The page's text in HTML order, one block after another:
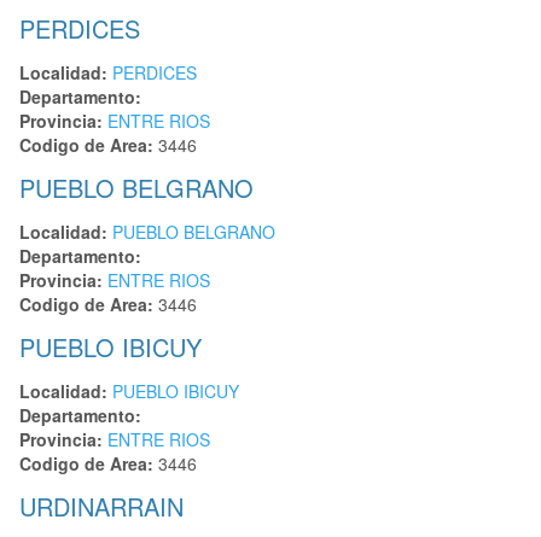
PERDICES
Localidad: PERDICES
Departamento:
Provincia: ENTRE RIOS
Codigo de Area: 3446
PUEBLO BELGRANO
Localidad: PUEBLO BELGRANO
Departamento:
Provincia: ENTRE RIOS
Codigo de Area: 3446
PUEBLO IBICUY
Localidad: PUEBLO IBICUY
Departamento:
Provincia: ENTRE RIOS
Codigo de Area: 3446
URDINARRAIN